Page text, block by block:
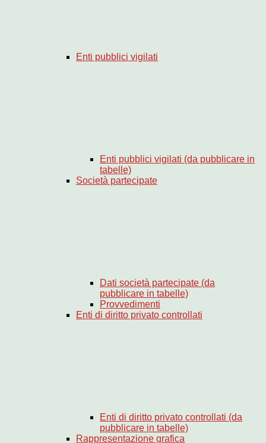
Enti pubblici vigilati
Enti pubblici vigilati (da pubblicare in
tabelle)
Società partecipate
Dati società partecipate (da
pubblicare in tabelle)
Provvedimenti
Enti di diritto privato controllati
Enti di diritto privato controllati (da
pubblicare in tabelle)
Rappresentazione grafica